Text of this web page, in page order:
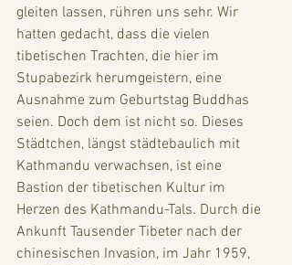
gleiten lassen, rühren uns sehr. Wir
hatten gedacht, dass die vielen
tibetischen Trachten, die hier im
Stupabezirk herumgeistern, eine
Ausnahme zum Geburtstag Buddhas
seien. Doch dem ist nicht so. Dieses
Städtchen, längst städtebaulich mit
Kathmandu verwachsen, ist eine
Bastion der tibetischen Kultur im
Herzen des Kathmandu-Tals. Durch die
Ankunft Tausender Tibeter nach der
chinesischen Invasion, im Jahr 1959,